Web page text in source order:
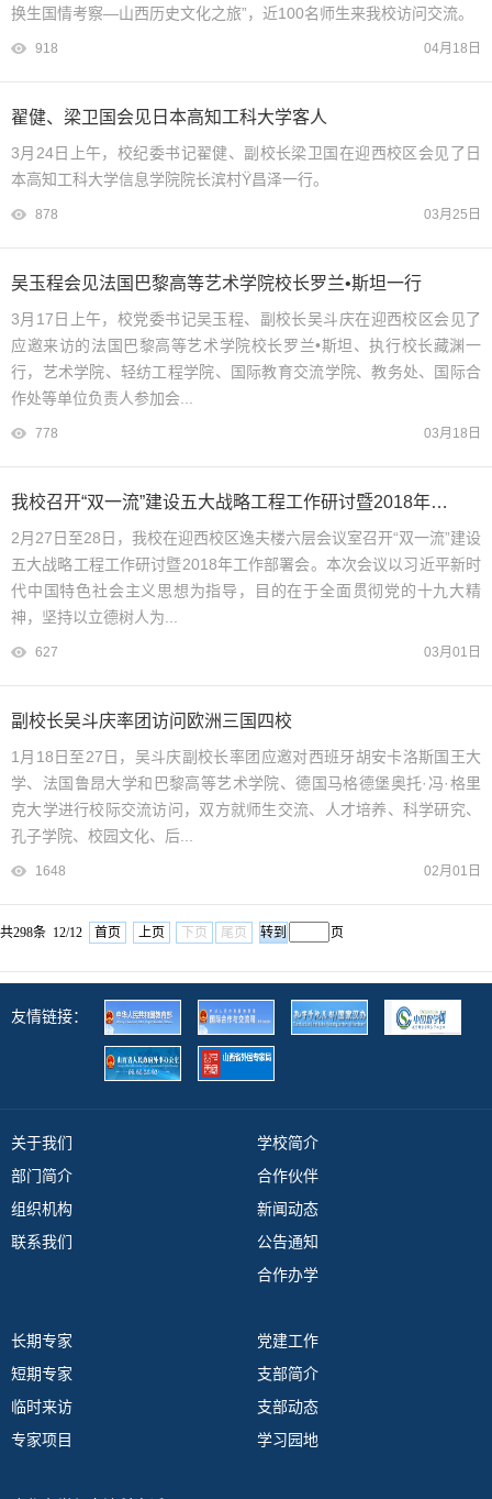
换生国情考察—山西历史文化之旅”，近100名师生来我校访问交流。
918 04月18日
翟健、梁卫国会见日本高知工科大学客人
3月24日上午，校纪委书记翟健、副校长梁卫国在迎西校区会见了日
本高知工科大学信息学院院长滨村Ÿ昌泽一行。
878 03月25日
吴玉程会见法国巴黎高等艺术学院校长罗兰•斯坦一行
3月17日上午，校党委书记吴玉程、副校长吴斗庆在迎西校区会见了
应邀来访的法国巴黎高等艺术学院校长罗兰•斯坦、执行校长藏渊一
行，艺术学院、轻纺工程学院、国际教育交流学院、教务处、国际合
作处等单位负责人参加会...
778 03月18日
我校召开“双一流”建设五大战略工程工作研讨暨2018年工作部署会
2月27日至28日，我校在迎西校区逸夫楼六层会议室召开“双一流”建设
五大战略工程工作研讨暨2018年工作部署会。本次会议以习近平新时
代中国特色社会主义思想为指导，目的在于全面贯彻党的十九大精
神，坚持以立德树人为...
627 03月01日
副校长吴斗庆率团访问欧洲三国四校
1月18日至27日，吴斗庆副校长率团应邀对西班牙胡安卡洛斯国王大
学、法国鲁昂大学和巴黎高等艺术学院、德国马格德堡奥托·冯·格里
克大学进行校际交流访问，双方就师生交流、人才培养、科学研究、
孔子学院、校园文化、后...
1648 02月01日
共298条 12/12 首页 上页 下页 尾页 页
友情链接：
关于我们
部门简介
组织机构
联系我们
学校简介
合作伙伴
新闻动态
公告通知
合作办学
长期专家
短期专家
临时来访
专家项目
党建工作
支部简介
支部动态
学习园地